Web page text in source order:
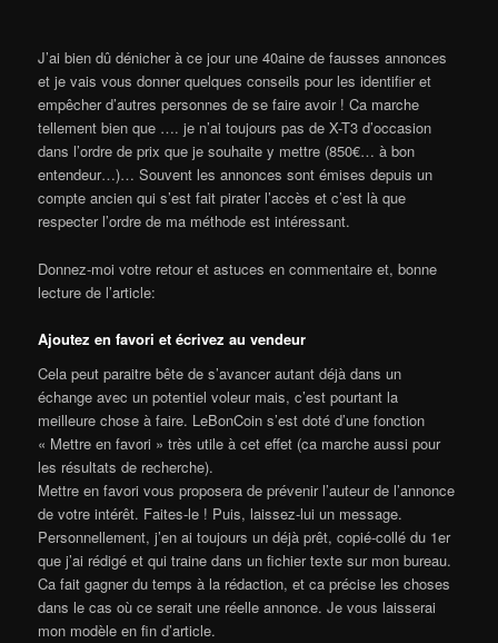
J’ai bien dû dénicher à ce jour une 40aine de fausses annonces
et je vais vous donner quelques conseils pour les identifier et
empêcher d’autres personnes de se faire avoir ! Ca marche
tellement bien que …. je n’ai toujours pas de X-T3 d’occasion
dans l’ordre de prix que je souhaite y mettre (850€… à bon
entendeur…)… Souvent les annonces sont émises depuis un
compte ancien qui s’est fait pirater l’accès et c’est là que
respecter l’ordre de ma méthode est intéressant.
Donnez-moi votre retour et astuces en commentaire et, bonne
lecture de l’article:
Ajoutez en favori et écrivez au vendeur
Cela peut paraitre bête de s’avancer autant déjà dans un
échange avec un potentiel voleur mais, c’est pourtant la
meilleure chose à faire. LeBonCoin s’est doté d’une fonction
« Mettre en favori » très utile à cet effet (ca marche aussi pour
les résultats de recherche).
Mettre en favori vous proposera de prévenir l’auteur de l’annonce
de votre intérêt. Faites-le ! Puis, laissez-lui un message.
Personnellement, j’en ai toujours un déjà prêt, copié-collé du 1er
que j’ai rédigé et qui traine dans un fichier texte sur mon bureau.
Ca fait gagner du temps à la rédaction, et ca précise les choses
dans le cas où ce serait une réelle annonce. Je vous laisserai
mon modèle en fin d’article.